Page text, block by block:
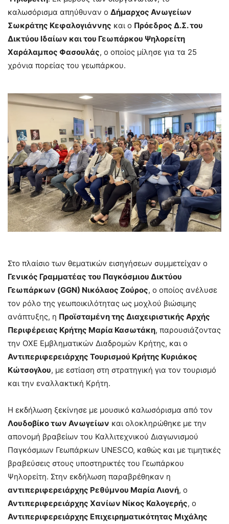
καλωσόρισμα απηύθυναν ο Δήμαρχος Ανωγείων
Σωκράτης Κεφαλογιάννης και ο Πρόεδρος Δ.Σ. του
Δικτύου Ιδαίων και του Γεωπάρκου Ψηλορείτη
Χαράλαμπος Φασουλάς, ο οποίος μίλησε για τα 25
χρόνια πορείας του γεωπάρκου.
Στο πλαίσιο των θεματικών εισηγήσεων συμμετείχαν ο
Γενικός Γραμματέας του Παγκόσμιου Δικτύου
Γεωπάρκων (GGN) Νικόλαος Ζούρος, ο οποίος ανέλυσε
τον ρόλο της γεωποικιλότητας ως μοχλού βιώσιμης
ανάπτυξης, η Προϊσταμένη της Διαχειριστικής Αρχής
Περιφέρειας Κρήτης Μαρία Κασωτάκη, παρουσιάζοντας
την ΟΧΕ Εμβληματικών Διαδρομών Κρήτης, και ο
Αντιπεριφερειάρχης Τουρισμού Κρήτης Κυριάκος
Κώτσογλου, με εστίαση στη στρατηγική για τον τουρισμό
και την εναλλακτική Κρήτη.
Η εκδήλωση ξεκίνησε με μουσικό καλωσόρισμα από τον
Λουδοβίκο των Ανωγείων και ολοκληρώθηκε με την
απονομή βραβείων του Καλλιτεχνικού Διαγωνισμού
Παγκόσμιων Γεωπάρκων UNESCO, καθώς και με τιμητικές
βραβεύσεις στους υποστηρικτές του Γεωπάρκου
Ψηλορείτη. Στην εκδήλωση παραβρέθηκαν η
αντιπεριφερειάρχης Ρεθύμνου Μαρία Λιονή, ο
Αντιπεριφερειάρχης Χανίων Νίκος Καλογερής, ο
Αντιπεριφερειάρχης Επιχειρηματικότητας Μιχάλης